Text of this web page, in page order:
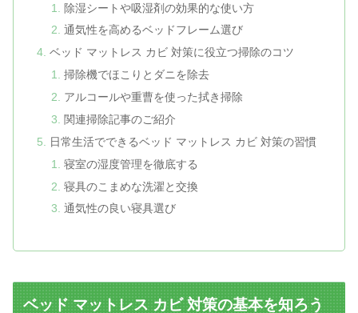
除湿シートや吸湿剤の効果的な使い方
通気性を高めるベッドフレーム選び
ベッド マットレス カビ 対策に役立つ掃除のコツ
掃除機でほこりとダニを除去
アルコールや重曹を使った拭き掃除
関連掃除記事のご紹介
日常生活でできるベッド マットレス カビ 対策の習慣
寝室の湿度管理を徹底する
寝具のこまめな洗濯と交換
通気性の良い寝具選び
ベッド マットレス カビ 対策の基本を知ろう